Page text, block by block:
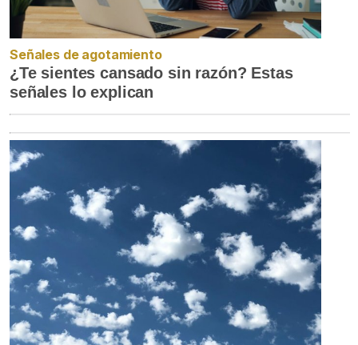
Señales de agotamiento
¿Te sientes cansado sin razón? Estas
señales lo explican